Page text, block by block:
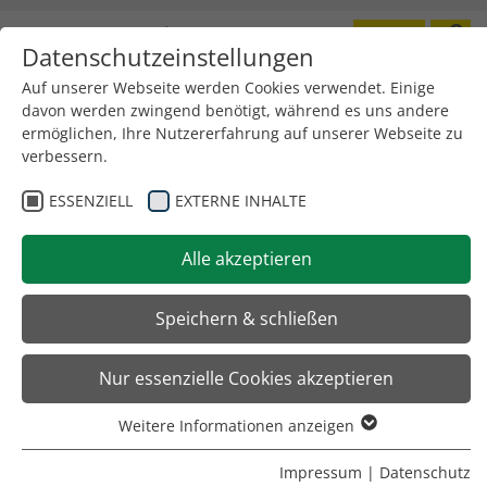
Datenschutzeinstellungen
Auf unserer Webseite werden Cookies verwendet. Einige
davon werden zwingend benötigt, während es uns andere
ermöglichen, Ihre Nutzererfahrung auf unserer Webseite zu
verbessern.
ESSENZIELL EXTERNE INHALTE
Alle akzeptieren
Speichern & schließen
Nur essenzielle Cookies akzeptieren
Essenziell
Essenzielle Cookies werden für grundlegende Funktionen
Weitere Informationen anzeigen
Impressum | Datenschutz